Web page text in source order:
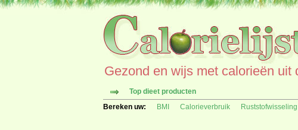
Gezond en wijs met calorieën uit
Top dieet producten
Bereken uw:
BMI Calorieverbruik Ruststofwisseling